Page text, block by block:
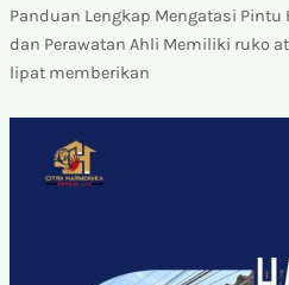
Panduan Lengkap Mengatasi Pintu
dan Perawatan Ahli Memiliki ruko
lipat memberikan